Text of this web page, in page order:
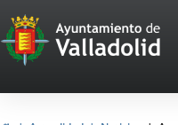
Portal
Web
del